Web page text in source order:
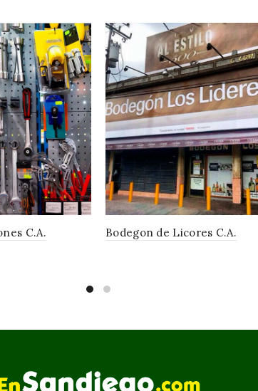
C.A. Bodegon de Licores C.A.